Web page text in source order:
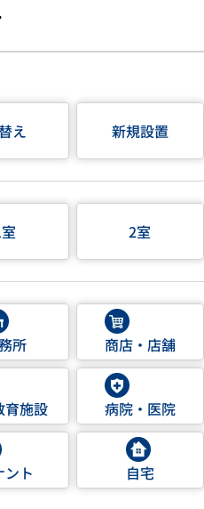
え 新規設置
2室
所 商店・店舗
育施設 病院・医院
ント 自宅